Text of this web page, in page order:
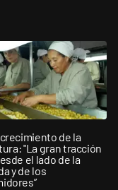
de la
"La gran tracción
el lado de la
y de los